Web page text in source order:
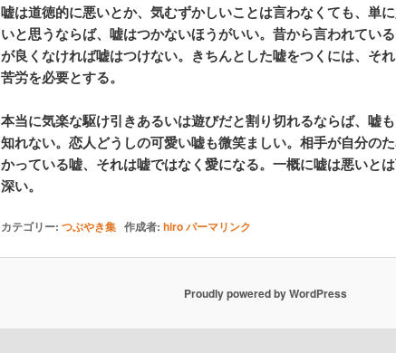
嘘は道徳的に悪いとか、気むずかしいことは言わなくても、単
いと思うならば、嘘はつかないほうがいい。昔から言われてい
が良くなければ嘘はつけない。きちんとした嘘をつくには、そ
苦労を必要とする。
本当に気楽な駆け引きあるいは遊びだと割り切れるならば、嘘
知れない。恋人どうしの可愛い嘘も微笑ましい。相手が自分の
かっている嘘、それは嘘ではなく愛になる。一概に嘘は悪いと
深い。
カテゴリー: つぶやき集作成者: hiroパーマリンク
Proudly powered by WordPress